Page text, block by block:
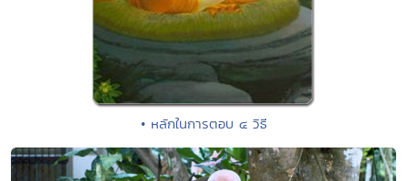
• หลักในการตอบ ๔ วิธี